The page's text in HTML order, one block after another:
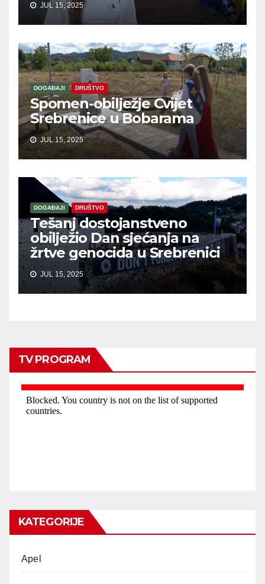
JUL 15, 2025
DOGAĐAJI DRUŠTVO
Spomen-obilježje Cvijet
Srebrenice u Bobarama
JUL 15, 2025
DOGAĐAJI DRUŠTVO
Tešanj dostojanstveno
obilježio Dan sjećanja na
žrtve genocida u Srebrenici
JUL 15, 2025
TV PROGRAM
KATEGORIJE
Apel